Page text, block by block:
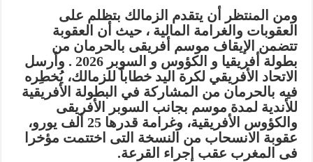
ومن المنتظر أن يتقدم الزمالك بتظلم على
العقوبات والغرامة المالية ، حيث أن العقوبة
تتضمن الإيقاف موسم أفريقى بالحرمان من
بطولة أفريقيا و الكؤوس و السوبر 2026 . وأرسل
الاتحاد الأفريقي لكرة اليد خطاباً للزمالك، يُخطِره
فيه بالحرمان من المشاركة في البطولة الأفريقية
للأندية لمدة موسم بجانب السوبر الأفريقى
والكؤوس الأفريقية، وغرامة قدرها 25 ألف يورو،
عقوبة الانسحاب من النسخة التى اختتمت مؤخرا
فى المغرب عقب إجراء القرعة.